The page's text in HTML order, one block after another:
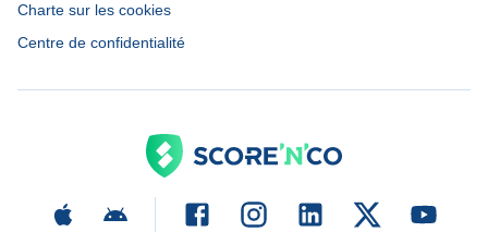
Charte sur les cookies
Centre de confidentialité